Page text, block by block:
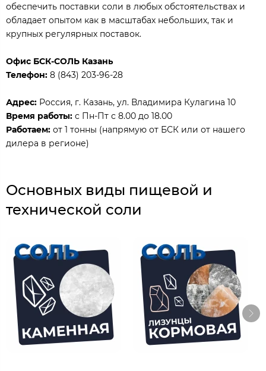
обеспечить поставки соли в любых обстоятельствах и
обладает опытом как в масштабах небольших, так и
крупных регулярных поставок.
Офис БСК-СОЛЬ Казань
Телефон: 8 (843) 203-96-28
Адрес: Россия, г. Казань, ул. Владимира Кулагина 10
Время работы: с Пн-Пт с 8.00 до 18.00
Работаем: от 1 тонны (напрямую от БСК или от нашего
дилера в регионе)
Основных виды пищевой и
технической соли